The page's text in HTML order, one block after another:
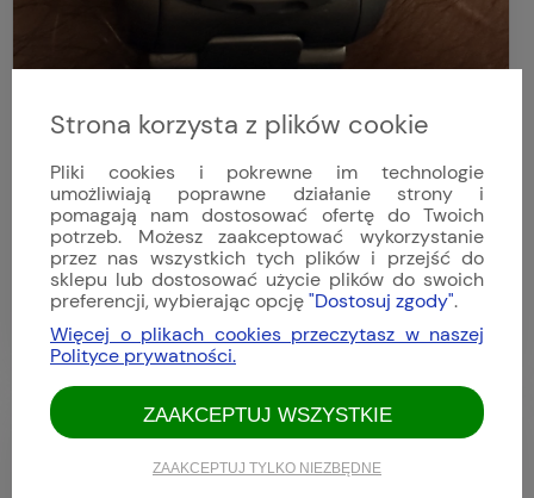
Ocena zakupów:
Ocena sklepu:
Dodatkowy komentarz:
To już mój trzeci zakup w Zatoce. Świetna obsługa i kontakt ze
sklepem, bardzo szybka dostawa. Jeśli chodzi o zegarek Sinn
U50 to jest to czego szukałem, zegarek jest świetny, pełny
Tegiment sprawia, że zegarek zostanie ze mną na długie lata.
Polecam i sklep i zegarek.
Jacek
Opinia niezweryfikowana
Strona korzysta z plików cookie
Pliki cookies i pokrewne im technologie
umożliwiają poprawne działanie strony i
pomagają nam dostosować ofertę do Twoich
potrzeb. Możesz zaakceptować wykorzystanie
przez nas wszystkich tych plików i przejść do
sklepu lub dostosować użycie plików do swoich
preferencji, wybierając opcję"Dostosuj zgody".
Więcej o plikach cookies przeczytasz w naszej
Polityce prywatności.
ZAAKCEPTUJ TYLKO NIEZBĘDNE
ZAAKCEPTUJ WSZYSTKIE